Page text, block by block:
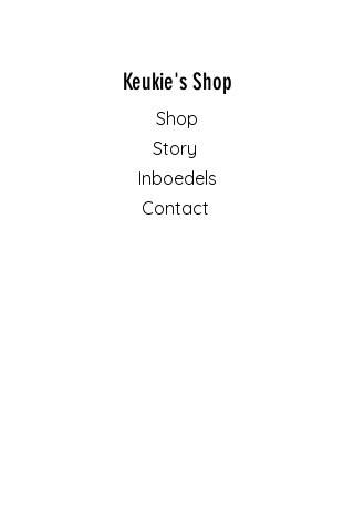
Keukie's Shop
Shop
Story
Inboedels
Contact